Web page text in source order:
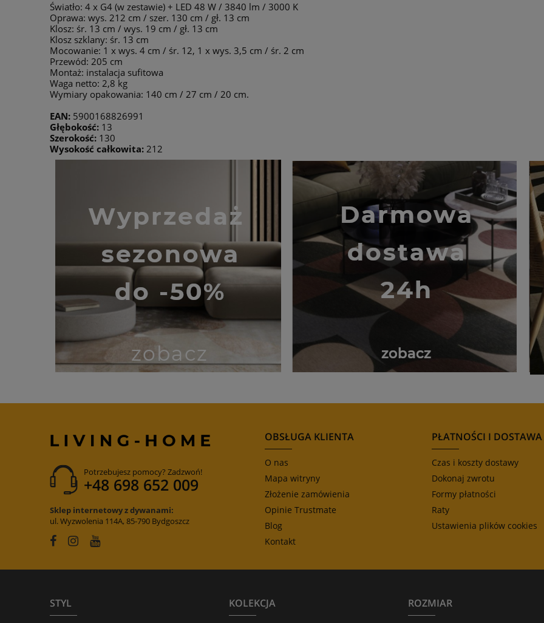
Światło: 4 x G4 (w zestawie) + LED 48 W / 3840 lm / 3000 K
Oprawa: wys. 212 cm / szer. 130 cm / gł. 13 cm
Klosz: śr. 13 cm / wys. 19 cm / gł. 13 cm
Klosz szklany: śr. 13 cm
Mocowanie: 1 x wys. 4 cm / śr. 12, 1 x wys. 3,5 cm / śr. 2 cm
Przewód: 205 cm
Montaż: instalacja sufitowa
Waga netto: 2,8 kg
Wymiary opakowania: 140 cm / 27 cm / 20 cm.
EAN: 5900168826991
Głębokość: 13
Szerokość: 130
Wysokość całkowita: 212
Potrzebujesz pomocy? Zadzwoń!
+48 698 652 009
Sklep internetowy z dywanami:
ul. Wyzwolenia 114A, 85-790 Bydgoszcz
OBSŁUGA KLIENTA
O nas
Mapa witryny
Złożenie zamówienia
Opinie Trustmate
Blog
Kontakt
PŁATNOŚCI I DOSTAWA
Czas i koszty dostawy
Dokonaj zwrotu
Formy płatności
Raty
Ustawienia plików cookies
STYL KOLEKCJA ROZMIAR